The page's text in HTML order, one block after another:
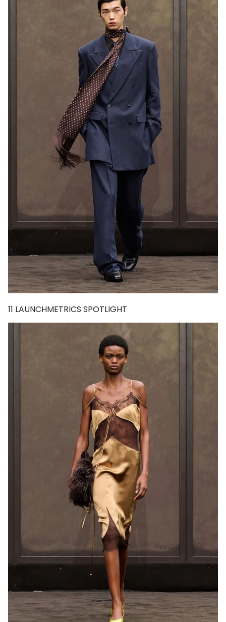
11 LAUNCHMETRICS SPOTLIGHT